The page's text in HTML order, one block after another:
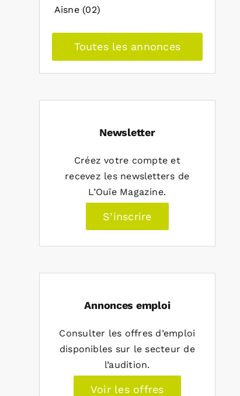
Aisne (02)
Toutes les annonces
Newsletter
Créez votre compte et
recevez les newsletters de
L’Ouïe Magazine.
S’inscrire
Annonces emploi
Consulter les offres d’emploi
disponibles sur le secteur de
l’audition.
Voir les offres